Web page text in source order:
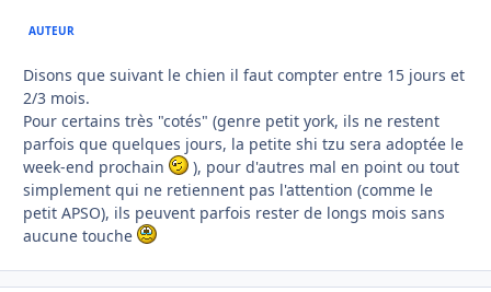
AUTEUR
Disons que suivant le chien il faut compter entre 15 jours et
2/3 mois.
Pour certains très "cotés" (genre petit york, ils ne restent
parfois que quelques jours, la petite shi tzu sera adoptée le
week-end prochain
), pour d'autres mal en point ou tout
simplement qui ne retiennent pas l'attention (comme le
petit APSO), ils peuvent parfois rester de longs mois sans
aucune touche